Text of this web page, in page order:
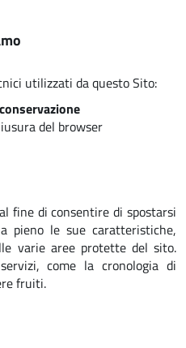
utilizzati da questo Sito:
del browser
fine di consentire di spostarsi
le sue caratteristiche,
varie aree protette del sito.
come la cronologia di
fruiti.